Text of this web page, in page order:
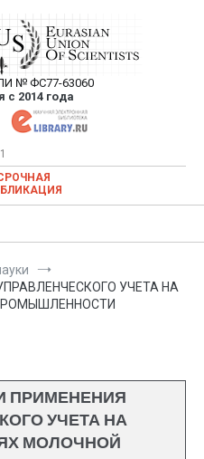
Союз Ученых —
статей в
журнале
№ ФС77-63060
с 2014 года
научных статей в
журнале
УЧЕТА НА
ПРИМЕНЕНИЯ
УЧЕТА НА
МОЛОЧНОЙ